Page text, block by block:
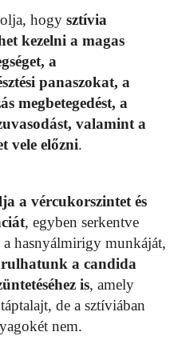
hogy sztívia
kezelni a magas
a
panaszokat, a
megbetegedést, a
valamint a
vele előzni.
a vércukorszintet és
, egyben serkentve
a hasnyálmirigy munkáját,
a candida
is, amely
de a sztíviában
nem.